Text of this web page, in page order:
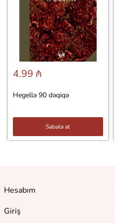
4.99 ₼
Hegellə 90 dəqiqə
Səbətə at
Hesabım
Giriş